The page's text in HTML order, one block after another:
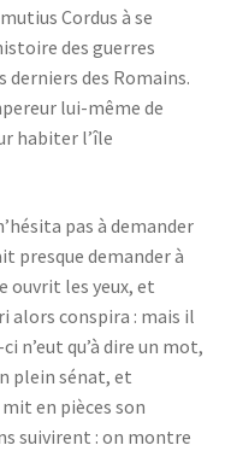
Cordus à se
des guerres
derniers des Romains.
lui-même de
habiter l’île
pas à demander
presque demander à
ouvrit les yeux, et
alors conspira : mais il
n’eut qu’à dire un mot,
plein sénat, et
en pièces son
suivirent : on montre